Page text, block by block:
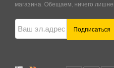
магазина. Обещаем, ничего
Подписаться